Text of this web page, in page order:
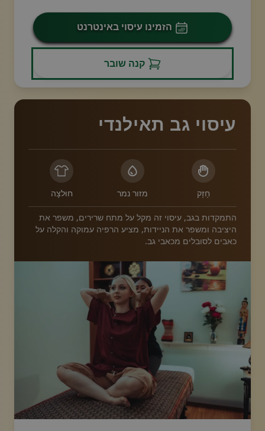
הזמינו עיסוי באינטרנט
קנה שובר
עיסוי גב תאילנדי
חָזָק מזור נמר חוּלצָה
התמקדות בגב, עיסוי זה מקל על מתח שרירים, משפר את
היציבה ומשפר את הניידות, מציע הרפיה עמוקה והקלה על
כאבים לסובלים מכאבי גב.